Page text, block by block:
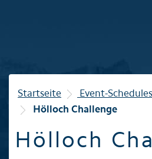
Winter
Familie
Startseite
Event-Schedules
Hölloch Challenge
Hölloch